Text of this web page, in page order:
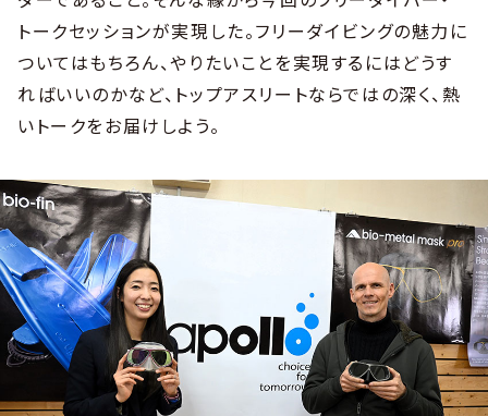
トークセッションが実現した。フリーダイビングの魅力に
ついてはもちろん、やりたいことを実現するにはどうす
ればいいのかなど、トップアスリートならではの深く、熱
いトークをお届けしよう。